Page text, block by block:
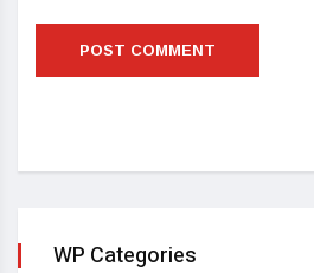
WP Categories